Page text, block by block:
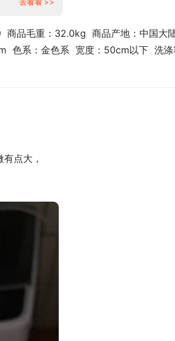
品毛重：32.0kg  商品产地：中国大
色系：金色系  宽度：50cm以下  洗涤
点大，